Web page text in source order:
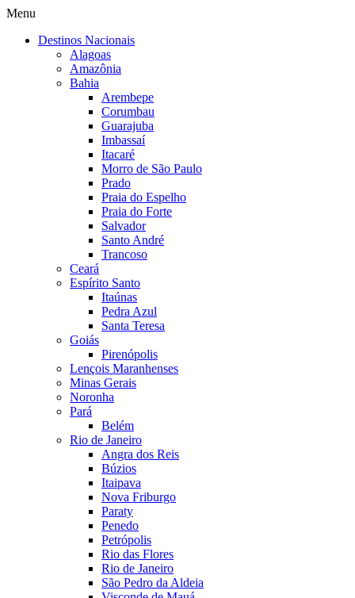
Menu
Destinos Nacionais
Alagoas
Amazônia
Bahia
Arembepe
Corumbau
Guarajuba
Imbassaí
Itacaré
Morro de São Paulo
Prado
Praia do Espelho
Praia do Forte
Salvador
Santo André
Trancoso
Ceará
Espírito Santo
Itaúnas
Pedra Azul
Santa Teresa
Goiás
Pirenópolis
Lençois Maranhenses
Minas Gerais
Noronha
Pará
Belém
Rio de Janeiro
Angra dos Reis
Búzios
Itaipava
Nova Friburgo
Paraty
Penedo
Petrópolis
Rio das Flores
Rio de Janeiro
São Pedro da Aldeia